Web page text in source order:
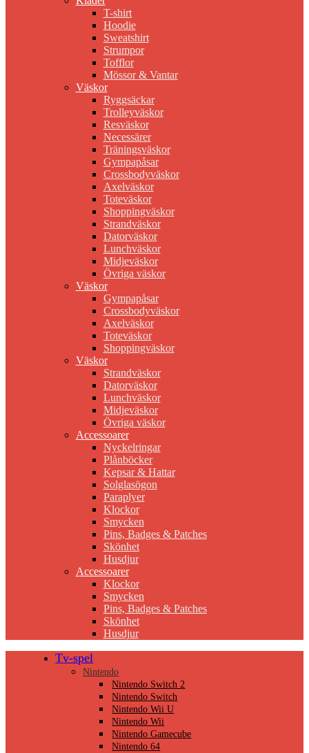
T-shirt
Hoodie
Sweatshirt
Strumpor
Tofflor
Mössor & Vantar
Väskor
Ryggsäckar
Trolleyväskor
Resväskor
Necessärer
Träningsväskor
Gympapåsar
Crossbodyväskor
Axelväskor
Toteväskor
Shoppingväskor
Strandväskor
Datorväskor
Lunchväskor
Midjeväskor
Övriga väskor
Väskor
Gympapåsar
Crossbodyväskor
Axelväskor
Toteväskor
Shoppingväskor
Väskor
Strandväskor
Datorväskor
Lunchväskor
Midjeväskor
Övriga väskor
Accessoarer
Nyckelringar
Plånböcker
Kepsar & Hattar
Solglasögon
Paraplyer
Klockor
Smycken
Pins, Badges & Patches
Skönhet
Husdjur
Accessoarer
Klockor
Smycken
Pins, Badges & Patches
Skönhet
Husdjur
Tv-spel
Nintendo
Nintendo Switch 2
Nintendo Switch
Nintendo Wii U
Nintendo Wii
Nintendo Gamecube
Nintendo 64